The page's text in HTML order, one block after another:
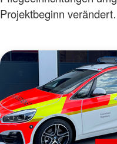
Projektbeginn